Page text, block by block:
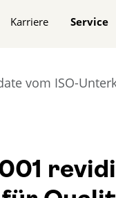
Karriere Service
vom ISO-